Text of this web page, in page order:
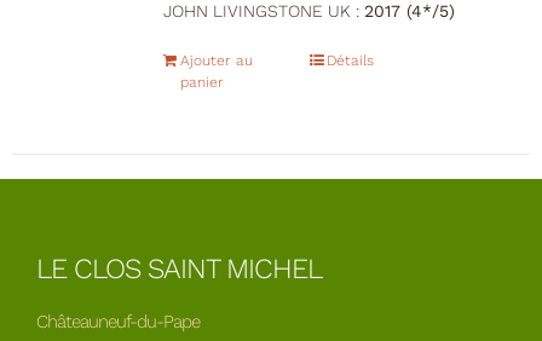
JOHN LIVINGSTONE UK : 2017 (4*/5)
Ajouter au
panier
Détails
LE CLOS SAINT MICHEL
Châteauneuf-du-Pape